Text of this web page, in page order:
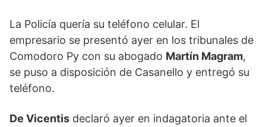
La Policía quería su teléfono celular. El
empresario se presentó ayer en los tribunales de
Comodoro Py con su abogado Martín Magram,
se puso a disposición de Casanello y entregó su
teléfono.
De Vicentis declaró ayer en indagatoria ante el